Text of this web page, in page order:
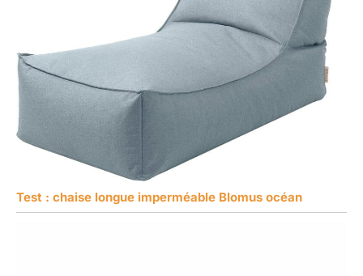
Test : chaise longue imperméable Blomus océan